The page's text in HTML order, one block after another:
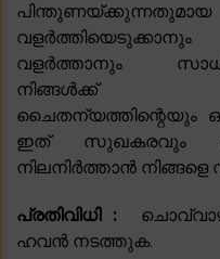
വളർത്താനും
നിങ്ങൾക്ക്
ചൈതന്യത്തിന്റെയും
ഇത് സുഖകരവും
നിലനിർത്താൻ നിങ്ങളെ
പ്രതിവിധി :
ഹവൻ നടത്തുക.